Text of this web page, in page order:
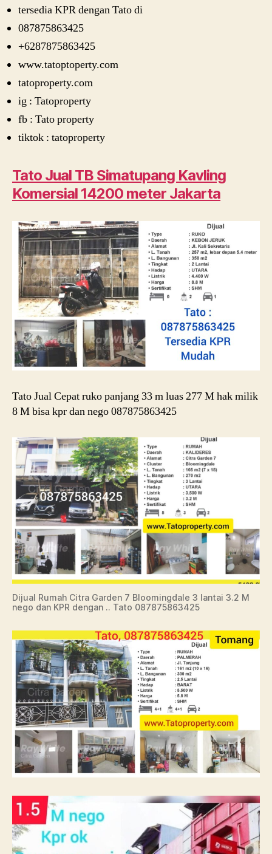
tersedia KPR dengan Tato di
087875863425
+6287875863425
www.tatoptoperty.com
tatoproperty.com
ig : Tatoproperty
fb : Tato property
tiktok : tatoproperty
Tato Jual TB Simatupang Kavling
Komersial 14200 meter Jakarta
Tato Jual Cepat ruko panjang 33 m luas 277 M hak milik
8 M bisa kpr dan nego 087875863425
Dijual Rumah Citra Garden 7 Bloomingdale 3 lantai 3.2 M
nego dan KPR dengan .. Tato 087875863425